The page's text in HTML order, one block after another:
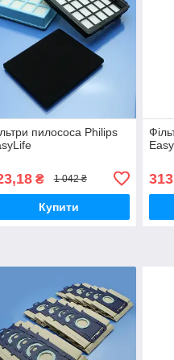
пилососа Philips
₴ 1 042 ₴
Купити